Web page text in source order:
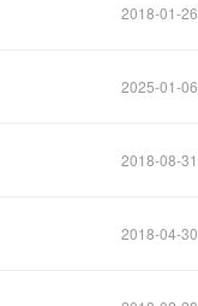
2018-01-26
2025-01-06
2018-08-31
2018-04-30